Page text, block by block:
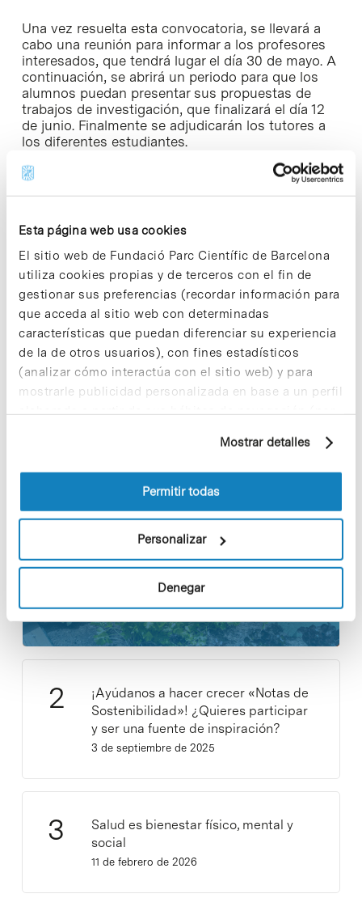
Esta página web usa cookies
El sitio web de Fundació Parc Científic de Barcelona
utiliza cookies propias y de terceros con el fin de
gestionar sus preferencias (recordar información para
que acceda al sitio web con determinadas
características que puedan diferenciar su experiencia
de la de otros usuarios), con fines estadísticos
(analizar cómo interactúa con el sitio web) y para
mostrarle publicidad personalizada en base a un perfil
elaborado a partir de sus hábitos de navegación (por
información sobre las cookies puede consultar
la Política de cookies del sitio web.
Mostrar detalles
Permitir todas
Personalizar
Denegar
Una vez resuelta esta convocatoria, se llevará a
cabo una reunión para informar a los profesores
interesados, que tendrá lugar el día 30 de mayo. A
continuación, se abrirá un periodo para que los
alumnos puedan presentar sus propuestas de
trabajos de investigación, que finalizará el día 12
de junio. Finalmente se adjudicarán los tutores a
los diferentes estudiantes.
Cuando los proyectos de investigación hayan
finalizado, se escogerán tres, que serán
Feria «Investigación en Directo», que se celebrará
Share Share
Los proyectos colectivos son
enriquecedores. ¡Participa y haz
crecer la Sostenibilidad en el PCB!
¡Ayúdanos a hacer crecer «Notas de
Sostenibilidad»! ¿Quieres participar
y ser una fuente de inspiración?
3 de septiembre de 2025
Salud es bienestar físico, mental y
social
11 de febrero de 2026